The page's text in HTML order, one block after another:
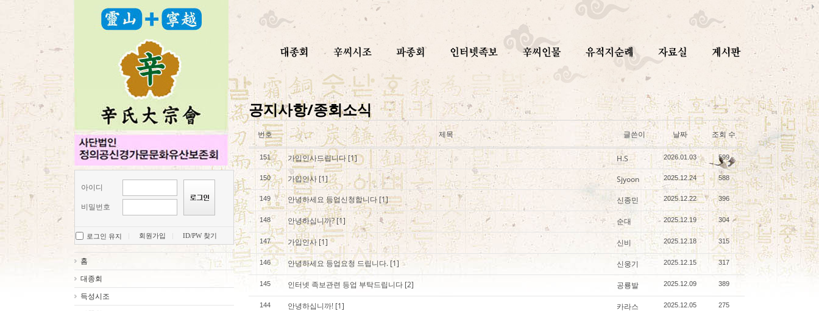
아이디
비밀번호
로그인 유지 회원가입 ID/PW 찾기
홈
대종회
득성시조
공지사항/종회소식
번호 제목 글쓴이 날짜 조회 수
151 가입인사드립니다 [1] H.S 2026.01.03 599
150 가입인사 [1] Sjyoon 2025.12.24 588
149 안녕하세요 등업신청합니다 [1] 신종민 2025.12.22 396
148 안녕하십니까?[1] 순대 2025.12.19 304
147 가입인사 [1] 신비 2025.12.18 315
146 안녕하세요 등업요청 드립니다. [1] 신웅기 2025.12.15 317
145 인터넷 족보관련 등업 부탁드립니다 [2] 공룡발 2025.12.09 389
144 안녕하십니까! [1] 카라스 2025.12.05 275